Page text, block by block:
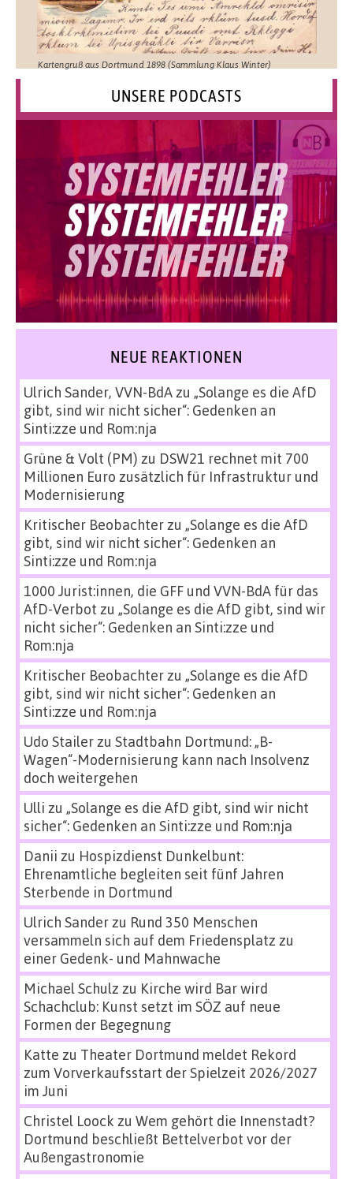
Kartengruß aus Dortmund 1898 (Sammlung Klaus Winter)
UNSERE PODCASTS
NEUE REAKTIONEN
Ulrich Sander, VVN-BdAzu „Solange es die AfD
gibt, sind wir nicht sicher“: Gedenken an
Sinti:zze und Rom:nja
Grüne & Volt (PM) zu DSW21 rechnet mit 700
Millionen Euro zusätzlich für Infrastruktur und
Modernisierung
Kritischer Beobachterzu „Solange es die AfD
gibt, sind wir nicht sicher“: Gedenken an
Sinti:zze und Rom:nja
1000 Jurist:innen, die GFF und VVN-BdA für das
AfD-Verbot zu „Solange es die AfD gibt, sind wir
nicht sicher“: Gedenken an Sinti:zze und
Rom:nja
Kritischer Beobachterzu „Solange es die AfD
gibt, sind wir nicht sicher“: Gedenken an
Sinti:zze und Rom:nja
Udo Stailerzu Stadtbahn Dortmund: „B-
Wagen“-Modernisierung kann nach Insolvenz
doch weitergehen
Ulli zu „Solange es die AfD gibt, sind wir nicht
sicher“: Gedenken an Sinti:zze und Rom:nja
Danii zu Hospizdienst Dunkelbunt:
Ehrenamtliche begleiten seit fünf Jahren
Sterbende in Dortmund
Ulrich Sanderzu Rund 350 Menschen
versammeln sich auf dem Friedensplatz zu
einer Gedenk- und Mahnwache
Michael Schulz zu Kirche wird Bar wird
Schachclub: Kunst setzt im SÖZ auf neue
Formen der Begegnung
Katte zu Theater Dortmund meldet Rekord
zum Vorverkaufsstart der Spielzeit 2026/2027
im Juni
Christel Loock zu Wem gehört die Innenstadt?
Dortmund beschließt Bettelverbot vor der
Außengastronomie